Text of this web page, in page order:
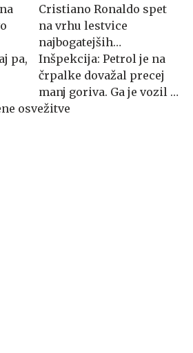
Cristiano Ronaldo spet
na vrhu lestvice
najbogatejših
nogometašev
pa,
Inšpekcija: Petrol je na
črpalke dovažal precej
manj goriva. Ga je vozil k
sosedom?
osvežitve